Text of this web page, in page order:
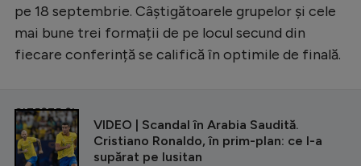
pe 18 septembrie. Câștigătoarele grupelor și cele
mai bune trei formații de pe locul secund din
fiecare conferință se califică în optimile de finală.
CITEȘTE ȘI
VIDEO | Scandal în Arabia Saudită.
Cristiano Ronaldo, în prim-plan: ce l-a
supărat pe lusitan